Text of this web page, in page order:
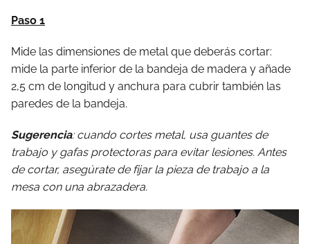
Paso 1
Mide las dimensiones de metal que deberás cortar:
mide la parte inferior de la bandeja de madera y añade
2,5 cm de longitud y anchura para cubrir también las
paredes de la bandeja.
Sugerencia: cuando cortes metal, usa guantes de
trabajo y gafas protectoras para evitar lesiones. Antes
de cortar, asegúrate de fijar la pieza de trabajo a la
mesa con una abrazadera.